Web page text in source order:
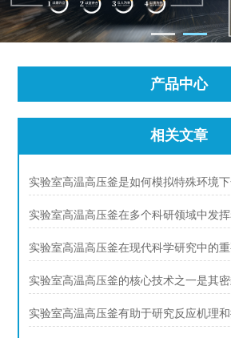
产品中心
相关文章
实验室高温高压釜是如何模拟特殊环境
实验室高温高压釜在多个科研领域中发
实验室高温高压釜在现代科学研究中的
实验室高温高压釜的核心技术之一是其
实验室高温高压釜有助于研究反应机理